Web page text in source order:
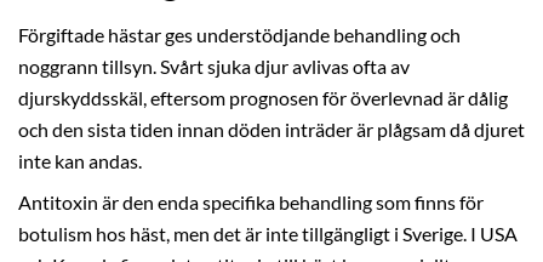
Förgiftade hästar ges understödjande behandling och
noggrann tillsyn. Svårt sjuka djur avlivas ofta av
djurskyddsskäl, eftersom prognosen för överlevnad är dålig
och den sista tiden innan döden inträder är plågsam då djuret
inte kan andas.
Antitoxin är den enda specifika behandling som finns för
botulism hos häst, men det är inte tillgängligt i Sverige. I USA